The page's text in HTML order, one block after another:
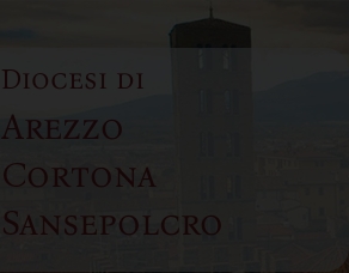
Diocesi di
Arezzo
Cortona
Sansepolcro